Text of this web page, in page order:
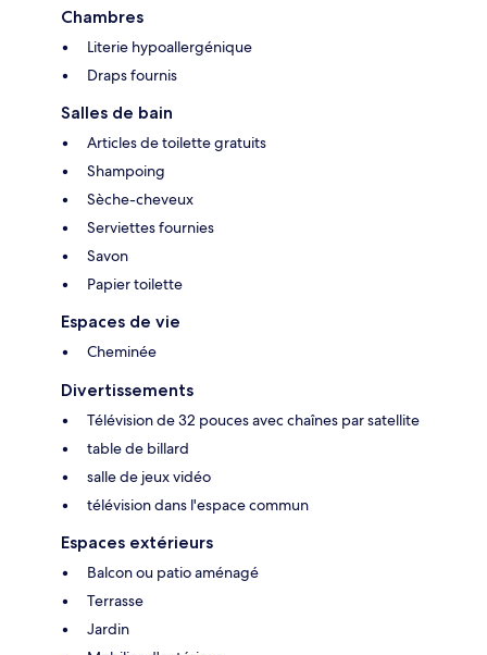
Chambres
Literie hypoallergénique
Draps fournis
Salles de bain
Articles de toilette gratuits
Shampoing
Sèche-cheveux
Serviettes fournies
Savon
Papier toilette
Espaces de vie
Cheminée
Divertissements
Télévision de 32 pouces avec chaînes par satellite
table de billard
salle de jeux vidéo
télévision dans l'espace commun
Espaces extérieurs
Balcon ou patio aménagé
Terrasse
Jardin